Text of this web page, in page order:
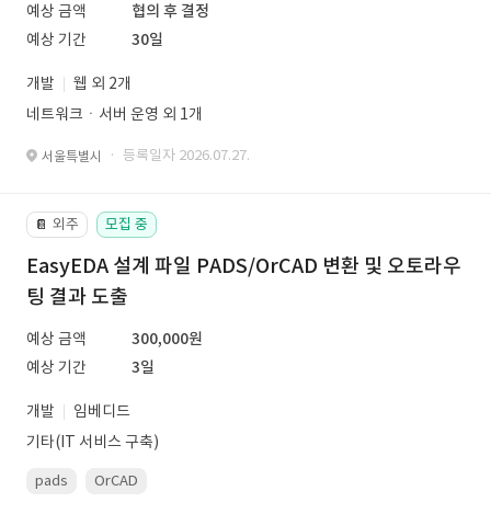
예상 금액
협의 후 결정
예상 기간
30일
개발
웹 외 2개
네트워크ㆍ서버 운영 외 1개
서울특별시 · 등록일자 2026.07.27.
📔 외주 모집 중
EasyEDA 설계 파일 PADS/OrCAD 변환 및 오토라우
팅 결과 도출
예상 금액
300,000원
예상 기간
3일
개발
임베디드
기타(IT 서비스 구축)
pads OrCAD